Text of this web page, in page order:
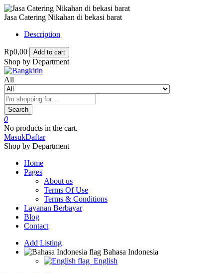
Jasa Catering Nikahan di bekasi barat
Description
Rp0,00 Add to cart
Shop by Department
All
Search
0
No products in the cart.
MasukDaftar
Shop by Department
Home
Pages
About us
Terms Of Use
Terms & Conditions
Layanan Berbayar
Blog
Contact
Add Listing
Bahasa Indonesia
English